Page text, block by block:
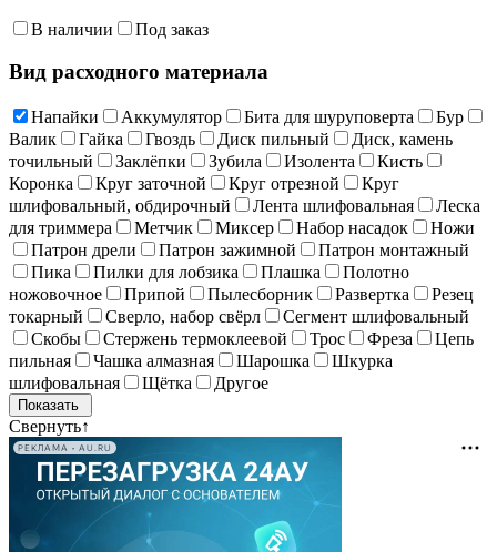
В наличии Под заказ
Вид расходного материала
Напайки Аккумулятор Бита для шуруповерта
Бур
Валик
Гайка Гвоздь Диск пильный
Диск, камень
точильный
Заклёпки Зубила Изолента
Кисть
Коронка
Круг заточной Круг отрезной
Круг
шлифовальный, обдирочный
Лента шлифовальная
Леска
для триммера
Метчик Миксер Набор насадок
Ножи
Патрон дрели
Патрон зажимной
Патрон монтажный
Пика
Пилки для лобзика Плашка
Полотно
ножовочное
Припой Пылесборник Развертка
Резец
токарный
Сверло, набор свёрл
Сегмент шлифовальный
Скобы
Стержень термоклеевой Трос Фреза
Цепь
пильная
Чашка алмазная Шарошка
Шкурка
шлифовальная
Щётка Другое
Свернуть↑
РЕКЛАМА • AU.RU